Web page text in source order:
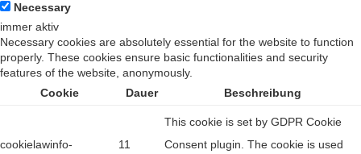
Necessary
immer aktiv
Necessary cookies are absolutely essential for the website to function
properly. These cookies ensure basic functionalities and security
features of the website, anonymously.
Cookie
Dauer Beschreibung
cookielawinfo-
11
This cookie is set by GDPR Cookie
Consent plugin. The cookie is used